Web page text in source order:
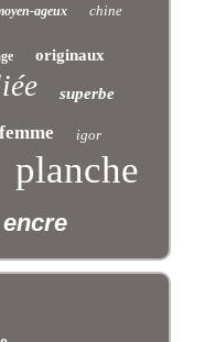
ageux chine
originaux
superbe
femme igor
planche
encre